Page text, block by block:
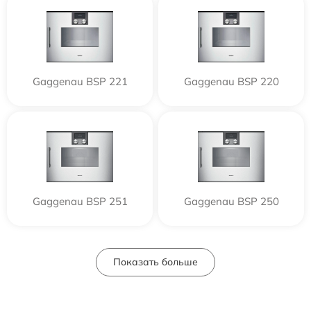
Gaggenau BSP 221 Gaggenau BSP 220
Gaggenau BSP 251 Gaggenau BSP 250
Показать больше